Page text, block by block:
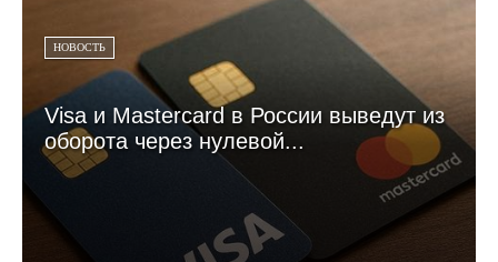
НОВОСТЬ
Visa и Mastercard в России выведут из
оборота через нулевой...